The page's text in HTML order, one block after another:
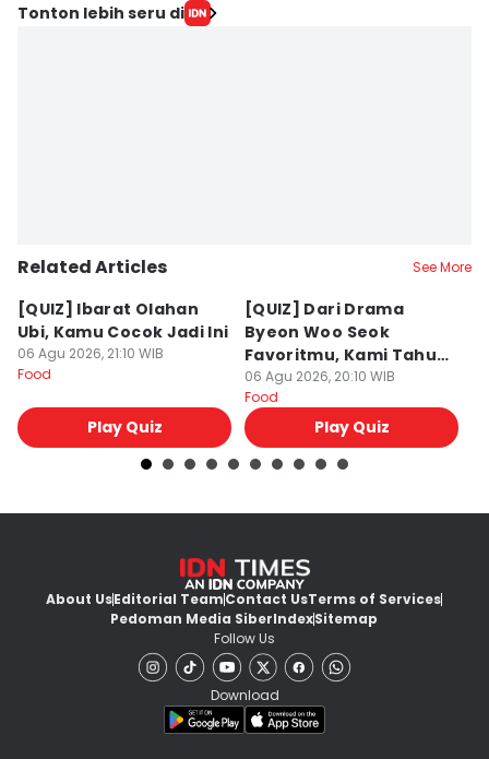
Tonton lebih seru di
Related Articles See More
[QUIZ] Ibarat Olahan
Ubi, Kamu Cocok Jadi Ini
06 Agu 2026, 21:10 WIB
Food
Play Quiz
[QUIZ] Dari Drama
Byeon Woo Seok
Favoritmu, Kami Tahu
Makanan yang Cocok
untukmu
06 Agu 2026, 20:10 WIB
Food
Play Quiz
About UsEditorial TeamContact UsTerms of Services
Pedoman Media SiberIndexSitemap
Follow Us
Download